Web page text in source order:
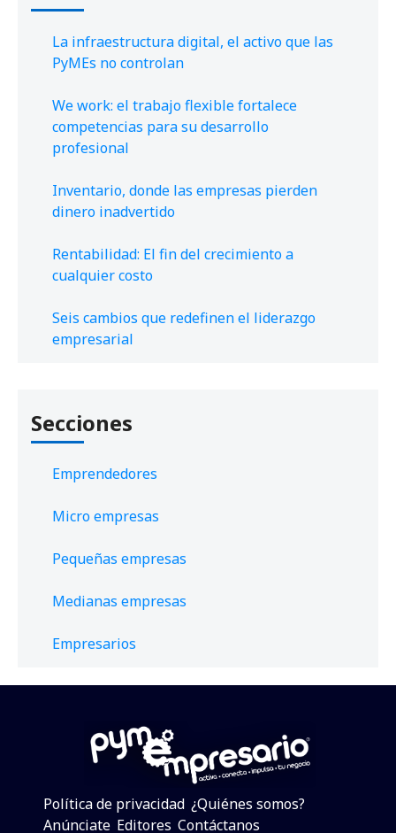
La infraestructura digital, el activo que las
PyMEs no controlan
We work: el trabajo flexible fortalece
competencias para su desarrollo
profesional
Inventario, donde las empresas pierden
dinero inadvertido
Rentabilidad: El fin del crecimiento a
cualquier costo
Seis cambios que redefinen el liderazgo
empresarial
Secciones
Emprendedores
Micro empresas
Pequeñas empresas
Medianas empresas
Empresarios
Política de privacidad ¿Quiénes somos?
Anúnciate Editores Contáctanos